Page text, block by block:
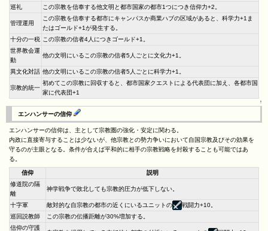
巡礼 この宗教を信奉する他文明と都市国家の都市1つにつき信仰力+2。
管理運用
この宗教を信奉する都市にキャンパスか商業ハブの区域があると、科学力+1ま
たはゴールド+1が発生する。
十分の一税 この宗教の信者4人につきゴールド+1。
世界教会運
動
他の文明にいるこの宗教の信者5人ごとに文化力+1。
異文化対話 他の文明にいるこの宗教の信者5人ごとに科学力+1。
宗教的統一
初めてこの宗教に回収すると、都市国家クエストによる代表団に加え、各都市国
家に代表団+1
↑
エンハンサーの信仰
エンハンサーの信仰は、主として宗教圏の強化・安定に関わる。
内政に直接寄与することは少ないが、他宗教との勢力争いにおいて自国宗教及びその効果を
守るのが主眼となる。条件が合えば平和的に相手の宗教戦略を封殺することも可能ではあ
る。
信仰
説明
修道院の隔
離
神学戦争で敗北しても宗教的圧力が低下しない。
十字軍 敵対的な自宗教の都市の近くにいるユニットの
戦闘力+10。
巡回説教師
この宗教の伝播距離が30%増加する。
信仰の守護